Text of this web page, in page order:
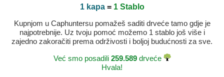
1 kapa= 1 Stablo
Kupnjom u Caphuntersu pomažeš saditi drveće tamo gdje je
najpotrebnije. Uz tvoju pomoć možemo 1 stablo još više i
zajedno zakoračiti prema održivosti i boljoj budućnosti za sve.
Već smo posadili 259.589drveće
Hvala!